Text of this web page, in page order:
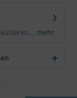
mehr